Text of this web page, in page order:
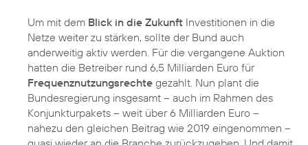
Um mit dem Blick in die Zukunft Investitionen in die
Netze weiter zu stärken, sollte der Bund auch
anderweitig aktiv werden. Für die vergangene Auktion
hatten die Betreiber rund 6,5 Milliarden Euro für
Frequenznutzungsrechte gezahlt. Nun plant die
Bundesregierung insgesamt – auch im Rahmen des
Konjunkturpakets – weit über 6 Milliarden Euro –
nahezu den gleichen Beitrag wie 2019 eingenommen –